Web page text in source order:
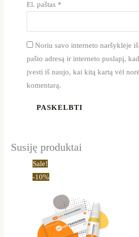
El. paštas *
Noriu savo interneto naršyklėje
pašto adresą ir interneto puslapį,
įvesti iš naujo, kai kitą kartą vėl
komentarą.
Susiję produktai
Sale!
-10%